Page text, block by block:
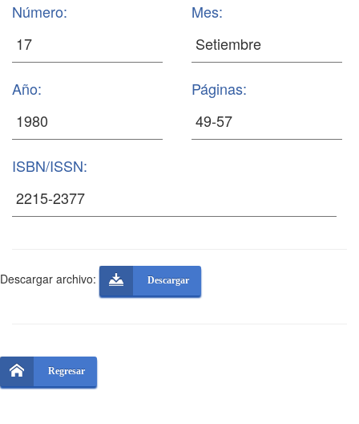
Número: Mes:
Año: Páginas:
ISBN/ISSN:
Descargar archivo: Descargar
Regresar